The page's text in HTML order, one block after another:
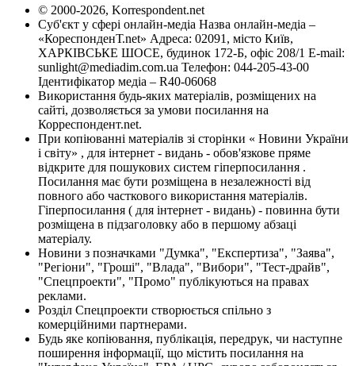
© 2000-2026, Korrespondent.net
Суб'єкт у сфері онлайн-медіа Назва онлайн-медіа –
«КореспонденТ.net» Адреса: 02091, місто Київ,
ХАРКІВСЬКЕ ШОСЕ, будинок 172-Б, офіс 208/1 E-mail:
sunlight@mediadim.com.ua Телефон: 044-205-43-00
Ідентифікатор медіа – R40-06068
Використання будь-яких матеріалів, розміщених на
сайті, дозволяється за умови посилання на
Корреспондент.net.
При копіюванні матеріалів зі сторінки « Новини України
і світу» , для інтернет - видань - обов'язкове пряме
відкрите для пошукових систем гіперпосилання .
Посилання має бути розміщена в незалежності від
повного або часткового використання матеріалів.
Гіперпосилання ( для інтернет - видань) - повинна бути
розміщена в підзаголовку або в першому абзаці
матеріалу.
Новини з позначками "Думка", "Експертиза", "Заява",
"Регіони", "Гроші", "Влада", "Вибори", "Тест-драйв",
"Спецпроекти", "Промо" публікуються на правах
реклами.
Розділ Спецпроекти створюється спільно з
комерційними партнерами.
Будь яке копіювання, публікація, передрук, чи наступне
поширення інформації, що містить посилання на